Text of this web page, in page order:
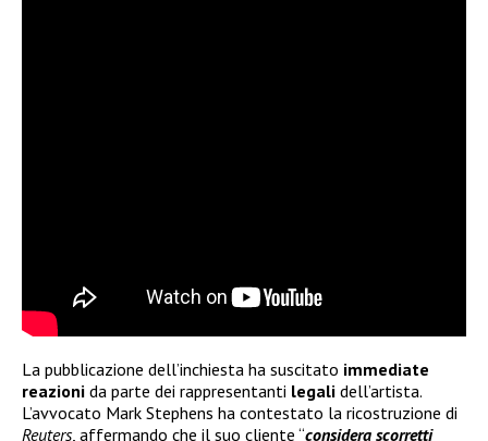
La pubblicazione dell’inchiesta ha suscitato immediate
reazioni da parte dei rappresentanti legali dell’artista.
L’avvocato Mark Stephens ha contestato la ricostruzione di
Reuters, affermando che il suo cliente “considera scorretti